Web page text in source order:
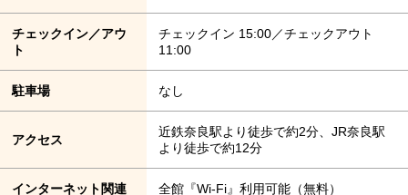
チェックイン／アウ
ト
チェックイン 15:00／チェックアウト
11:00
駐車場 なし
アクセス
近鉄奈良駅より徒歩で約2分、JR奈良駅
より徒歩で約12分
インターネット関連 全館『Wi-Fi』利用可能（無料）